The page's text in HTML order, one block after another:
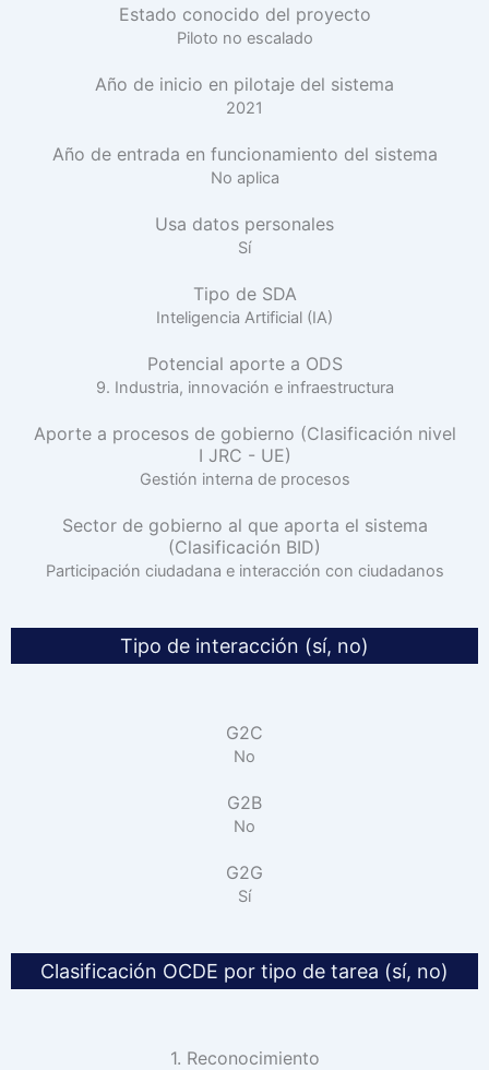
Estado conocido del proyecto
Piloto no escalado
Año de inicio en pilotaje del sistema
2021
Año de entrada en funcionamiento del sistema
No aplica
Usa datos personales
Sí
Tipo de SDA
Inteligencia Artificial (IA)
Potencial aporte a ODS
9. Industria, innovación e infraestructura
Aporte a procesos de gobierno (Clasificación nivel
I JRC - UE)
Gestión interna de procesos
Sector de gobierno al que aporta el sistema
(Clasificación BID)
Participación ciudadana e interacción con ciudadanos
Tipo de interacción (sí, no)
G2C
No
G2B
No
G2G
Sí
Clasificación OCDE por tipo de tarea (sí, no)
1. Reconocimiento